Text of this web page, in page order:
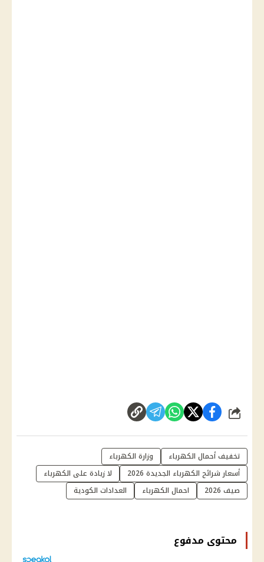
شارك
تخفيف أحمال الكهرباء
وزارة الكهرباء
أسعار شرائح الكهرباء الجديدة 2026
لا زيادة على الكهرباء
صيف 2026
احمال الكهرباء العدادات الكودية
محتوى مدفوع